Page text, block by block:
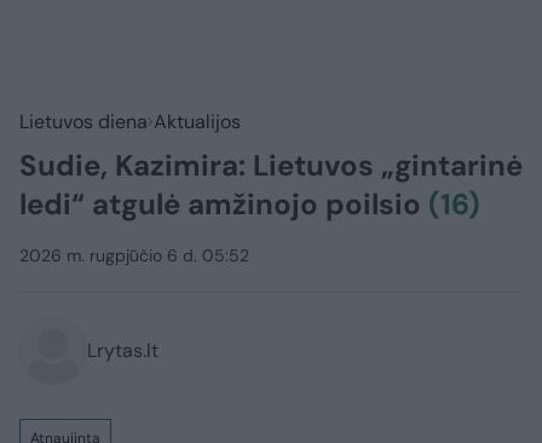
Lietuvos diena Aktualijos
Sudie, Kazimira: Lietuvos „gintarinė
ledi“ atgulė amžinojo poilsio (16)
2026 m. rugpjūčio 6 d. 05:52
Lrytas.lt
Atnaujinta